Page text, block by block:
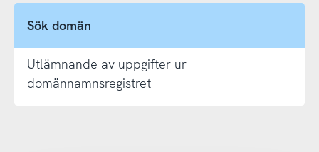
Sök domän
Utlämnande av uppgifter ur
domännamnsregistret